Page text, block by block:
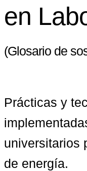
en
(Glosario de
Prácticas y
universitarios
de energía.